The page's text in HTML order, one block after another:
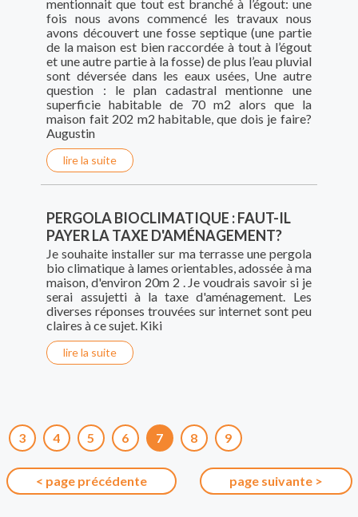
mentionnait que tout est branché à l’égout: une
fois nous avons commencé les travaux nous
avons découvert une fosse septique (une partie
de la maison est bien raccordée à tout à l’égout
et une autre partie à la fosse) de plus l’eau pluvial
sont déversée dans les eaux usées, Une autre
question : le plan cadastral mentionne une
superficie habitable de 70 m2 alors que la
maison fait 202 m2 habitable, que dois je faire?
Augustin
lire la suite
PERGOLA BIOCLIMATIQUE : FAUT-IL
PAYER LA TAXE D'AMÉNAGEMENT?
Je souhaite installer sur ma terrasse une pergola
bio climatique à lames orientables, adossée à ma
maison, d'environ 20m 2 . Je voudrais savoir si je
serai assujetti à la taxe d'aménagement. Les
diverses réponses trouvées sur internet sont peu
claires à ce sujet. Kiki
lire la suite
3 4 5 6 7 8 9
< page précédente page suivante >